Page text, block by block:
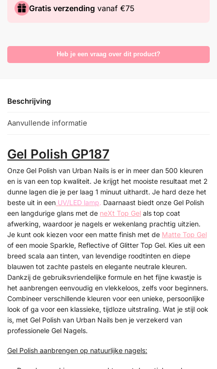
Gratis verzending vanaf €75
Heb je een vraag over dit product?
Beschrijving
Aanvullende informatie
Gel Polish GP187
Onze Gel Polish van Urban Nails is er in meer dan 500 kleuren
en is van een top kwaliteit. Je krijgt het mooiste resultaat met 2
dunne lagen die je per laag 1 minuut uithardt. Je hard deze het
beste uit in een UV/LED lamp. Daarnaast biedt onze Gel Polish
een langdurige glans met de neXt Top Gel als top coat
afwerking, waardoor je nagels er wekenlang prachtig uitzien.
Je kunt ook kiezen voor een matte finish met de Matte Top Gel
of een mooie Sparkle, Reflective of Glitter Top Gel. Kies uit een
breed scala aan tinten, van levendige roodtinten en diepe
blauwen tot zachte pastels en elegante neutrale kleuren.
Dankzij de gebruiksvriendelijke formule en het fijne kwastje is
het aanbrengen eenvoudig en vlekkeloos, zelfs voor beginners.
Combineer verschillende kleuren voor een unieke, persoonlijke
look of ga voor een klassieke, tijdloze uitstraling. Wat je stijl ook
is, met Gel Polish van Urban Nails ben je verzekerd van
professionele Gel Nagels.
Gel Polish aanbrengen op natuurlijke nagels: